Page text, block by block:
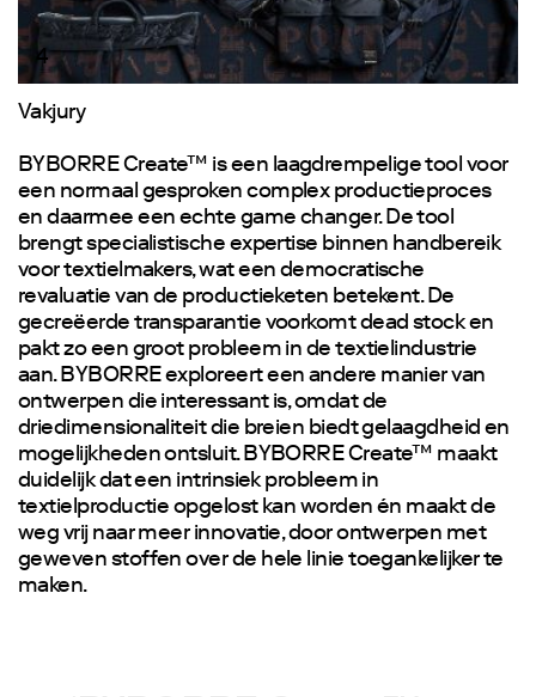
4
Vakjury
BYBORRE Create™ is een laagdrempelige tool voor
een normaal gesproken complex productieproces
en daarmee een echte game changer. De tool
brengt specialistische expertise binnen handbereik
voor textielmakers, wat een democratische
revaluatie van de productieketen betekent. De
gecreëerde transparantie voorkomt dead stock en
pakt zo een groot probleem in de textielindustrie
aan. BYBORRE exploreert een andere manier van
ontwerpen die interessant is, omdat de
driedimensionaliteit die breien biedt gelaagdheid en
mogelijkheden ontsluit. BYBORRE Create™ maakt
duidelijk dat een intrinsiek probleem in
textielproductie opgelost kan worden én maakt de
weg vrij naar meer innovatie, door ontwerpen met
geweven stoffen over de hele linie toegankelijker te
maken.